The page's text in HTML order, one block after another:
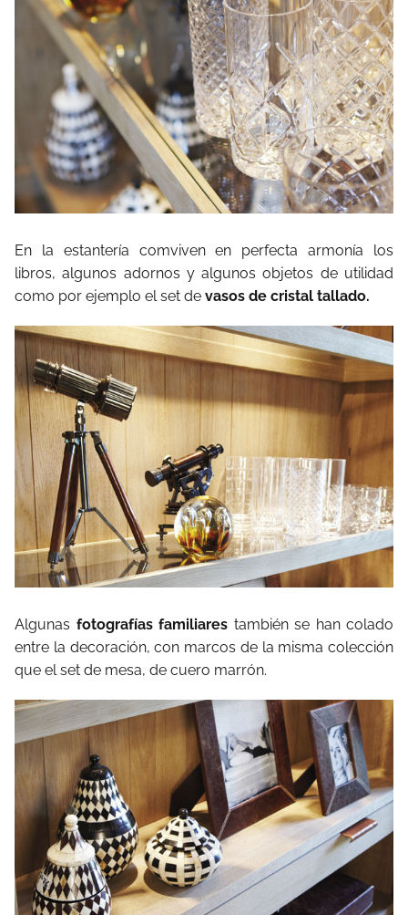
En la estantería comviven en perfecta armonía los
libros, algunos adornos y algunos objetos de utilidad
como por ejemplo el set de vasos de cristal tallado.
Algunas fotografías familiares también se han colado
entre la decoración, con marcos de la misma colección
que el set de mesa, de cuero marrón.